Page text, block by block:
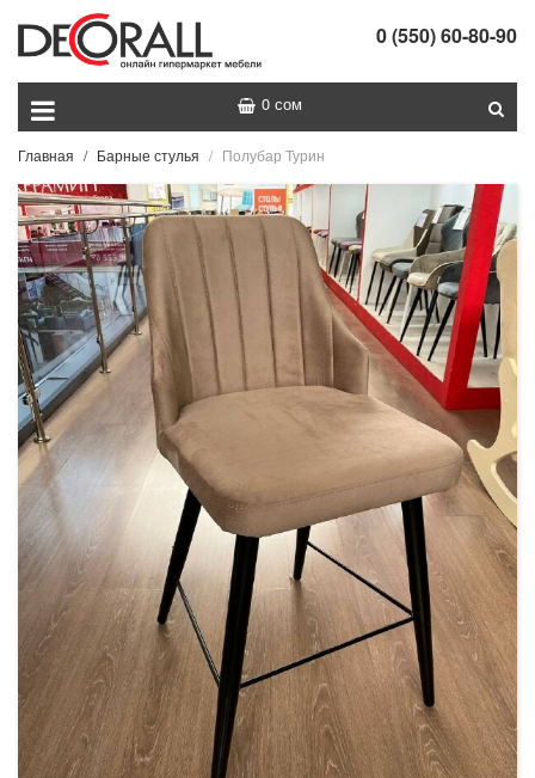
0 (550) 60-80-90
0 сом
Главная Барные стулья Полубар Турин